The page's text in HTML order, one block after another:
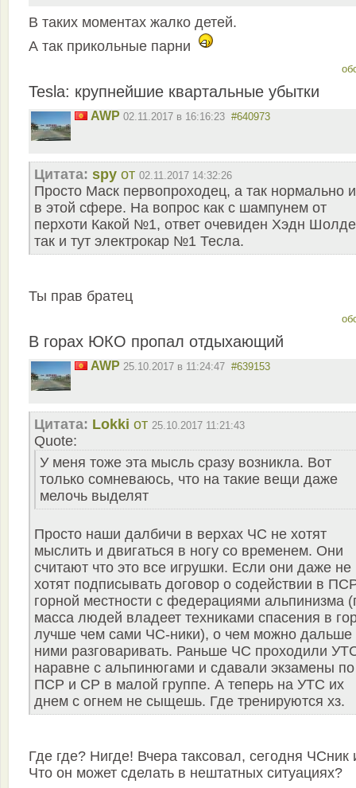
В таких моментах жалко детей.
А так прикольные парни
Tesla: крупнейшие квартальные убытки
AWP 02.11.2017 в 16:16:23 #640973
Цитата: spy от 02.11.2017 14:32:26
Просто Маск первопроходец, а так нормально
в этой сфере. На вопрос как с шампунем от
перхоти Какой №1, ответ очевиден Хэдн
так и тут электрокар №1 Тесла.
Ты прав братец
В горах ЮКО пропал отдыхающий
AWP 25.10.2017 в 11:24:47 #639153
Цитата: Lokki от 25.10.2017 11:21:43
Quote:
У меня тоже эта мысль сразу возникла. Вот
только сомневаюсь, что на такие вещи даже
мелочь выделят
Просто наши далбичи в верхах ЧС не хотят
мыслить и двигаться в ногу со временем. Они
считают что это все игрушки. Если они даже не
хотят подписывать договор о содействии в
горной местности с федерациями альпинизма
масса людей владеет техниками спасения в
лучше чем сами ЧС-ники), о чем можно дальше
ними разговаривать. Раньше ЧС проходили
наравне с альпинюгами и сдавали экзамены по
ПСР и СР в малой группе. А теперь на УТС их
днем с огнем не сыщешь. Где тренируются хз.
Где где? Нигде! Вчера таксовал, сегодня ЧСник
Что он может сделать в нештатных ситуациях?